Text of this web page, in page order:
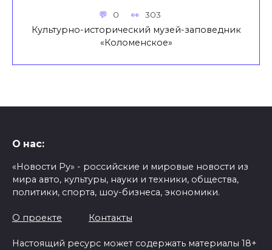
0 303
Культурно-исторический музей-заповедник
«Коломенское»
О нас:
«Новости Ру» - российские и мировые новости из
мира авто, культуры, науки и техники, общества,
политики, спорта, шоу-бизнеса, экономики.
О проекте Контакты
Настоящий ресурс может содержать материалы 18+